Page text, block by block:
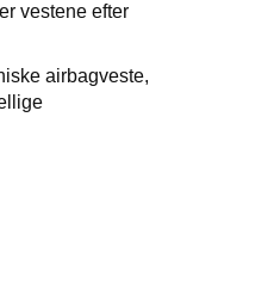
vestene efter
airbagveste,